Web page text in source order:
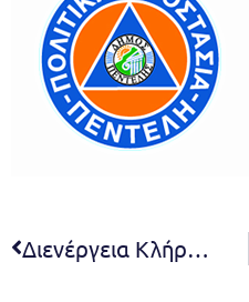
Διενέργεια Κλήρωσης Θέσεων για τις Εμποροπανηγύρεις επ΄ευκαιρία της Θρησκευτικής Εορτής Αγ. Τριάδας στη Δ.Κ. Πεντέλης του Δήμου Πεντέλης.